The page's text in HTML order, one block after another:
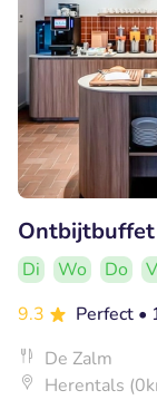
Ontbijtbuffet
Di Wo Do
9.3
Perfect •
De Zalm
Herentals